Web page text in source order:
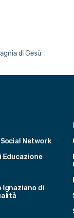
di Gesù
Network
Educazione
Ignaziano di